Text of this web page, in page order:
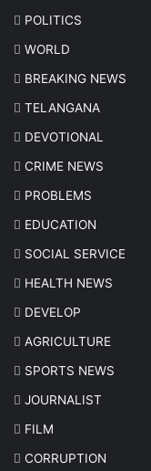
POLITICS
WORLD
BREAKING NEWS
TELANGANA
DEVOTIONAL
CRIME NEWS
PROBLEMS
EDUCATION
SOCIAL SERVICE
HEALTH NEWS
DEVELOP
AGRICULTURE
SPORTS NEWS
JOURNALIST
FILM
CORRUPTION